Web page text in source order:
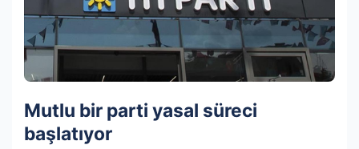
Mutlu bir parti yasal süreci
başlatıyor